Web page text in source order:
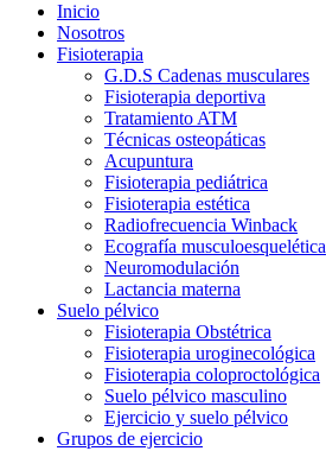
Inicio
Nosotros
Fisioterapia
G.D.S Cadenas musculares
Fisioterapia deportiva
Tratamiento ATM
Técnicas osteopáticas
Acupuntura
Fisioterapia pediátrica
Fisioterapia estética
Radiofrecuencia Winback
Ecografía musculoesquelética
Neuromodulación
Lactancia materna
Suelo pélvico
Fisioterapia Obstétrica
Fisioterapia uroginecológica
Fisioterapia coloproctológica
Suelo pélvico masculino
Ejercicio y suelo pélvico
Grupos de ejercicio